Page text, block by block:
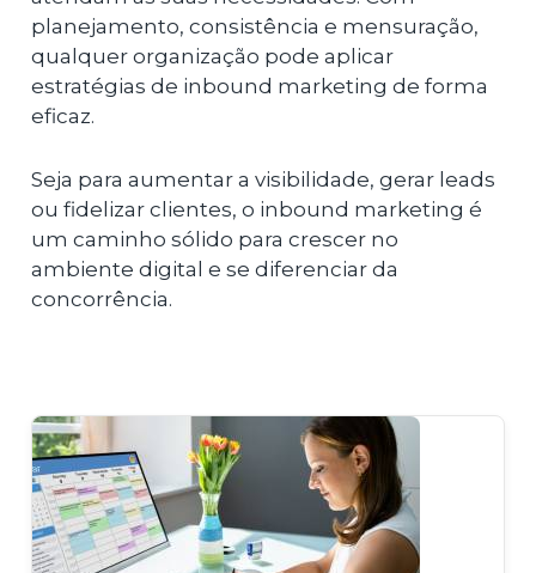
planejamento, consistência e mensuração,
qualquer organização pode aplicar
estratégias de inbound marketing de forma
eficaz.
Seja para aumentar a visibilidade, gerar leads
ou fidelizar clientes, o inbound marketing é
um caminho sólido para crescer no
ambiente digital e se diferenciar da
concorrência.